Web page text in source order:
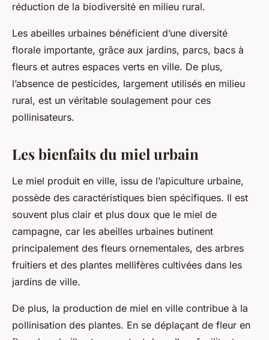
réduction de la biodiversité en milieu rural.
Les abeilles urbaines bénéficient d’une diversité
florale importante, grâce aux jardins, parcs, bacs à
fleurs et autres espaces verts en ville. De plus,
l’absence de pesticides, largement utilisés en milieu
rural, est un véritable soulagement pour ces
pollinisateurs.
Les bienfaits du miel urbain
Le miel produit en ville, issu de l’apiculture urbaine,
possède des caractéristiques bien spécifiques. Il est
souvent plus clair et plus doux que le miel de
campagne, car les abeilles urbaines butinent
principalement des fleurs ornementales, des arbres
fruitiers et des plantes mellifères cultivées dans les
jardins de ville.
De plus, la production de miel en ville contribue à la
pollinisation des plantes. En se déplaçant de fleur en